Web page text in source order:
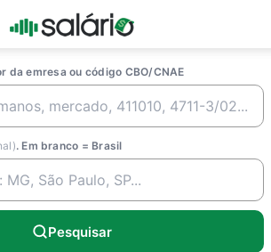
da emresa ou código CBO/CNAE
. Em branco = Brasil
Pesquisar